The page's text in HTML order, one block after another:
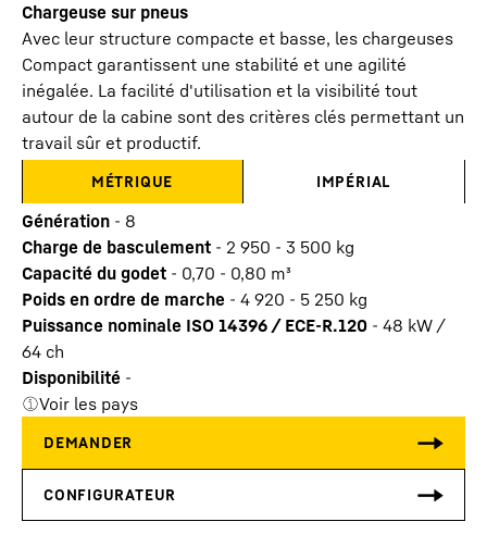
Chargeuse sur pneus
Avec leur structure compacte et basse, les chargeuses
Compact garantissent une stabilité et une agilité
inégalée. La facilité d'utilisation et la visibilité tout
autour de la cabine sont des critères clés permettant un
travail sûr et productif.
MÉTRIQUE IMPÉRIAL
Génération - 8
Charge de basculement - 2 950 - 3 500 kg
Capacité du godet - 0,70 - 0,80 m³
Poids en ordre de marche - 4 920 - 5 250 kg
Puissance nominale ISO 14396 / ECE-R.120 - 48 kW /
64 ch
Disponibilité -
Voir les pays